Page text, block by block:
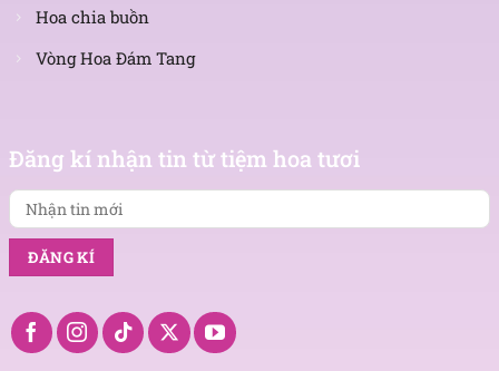
Hoa chia buồn
Vòng Hoa Đám Tang
Đăng kí nhận tin từ tiệm hoa tươi
tin
mới